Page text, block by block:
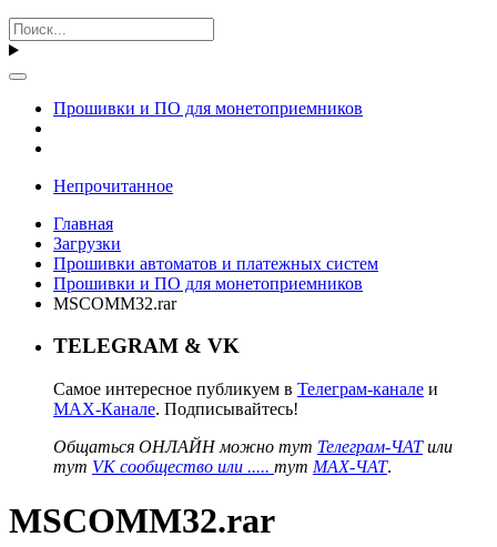
Прошивки и ПО для монетоприемников
Непрочитанное
Главная
Загрузки
Прошивки автоматов и платежных систем
Прошивки и ПО для монетоприемников
MSCOMM32.rar
TELEGRAM & VK
Самое интересное публикуем в Телеграм-канале и
MAX-Канале. Подписывайтесь!
Общаться ОНЛАЙН можно тут Телеграм-ЧАТили
тут VK сообщество или ..... тут MAX-ЧАТ.
MSCOMM32.rar